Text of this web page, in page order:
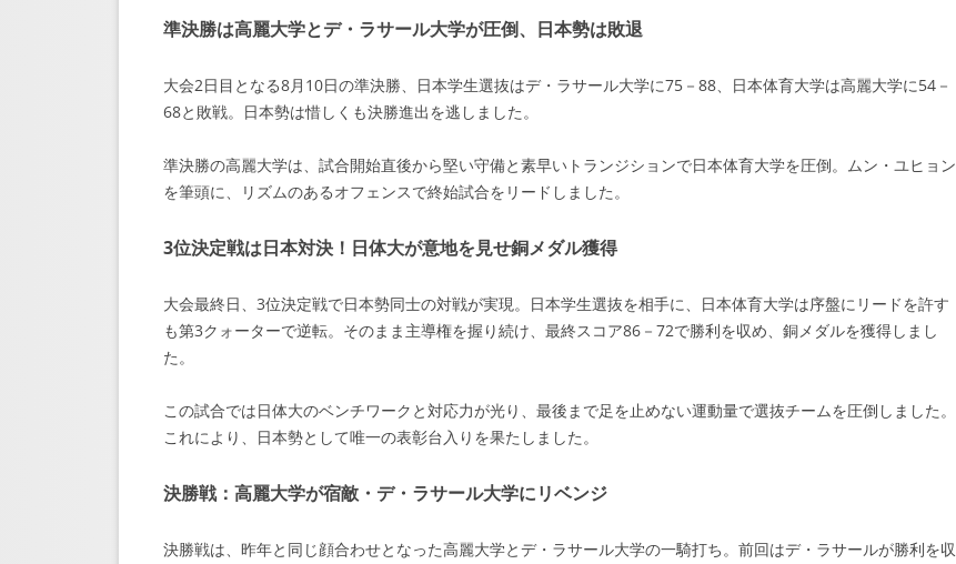
準決勝は高麗大学とデ・ラサール大学が圧倒、日本勢は敗退
大会2日目となる8月10日の準決勝、日本学生選抜はデ・ラサール大学に75－88、日本体育大学は高麗大学に54－
68と敗戦。日本勢は惜しくも決勝進出を逃しました。
準決勝の高麗大学は、試合開始直後から堅い守備と素早いトランジションで日本体育大学を圧倒。ムン・ユヒョン
を筆頭に、リズムのあるオフェンスで終始試合をリードしました。
3位決定戦は日本対決！日体大が意地を見せ銅メダル獲得
大会最終日、3位決定戦で日本勢同士の対戦が実現。日本学生選抜を相手に、日本体育大学は序盤にリードを許す
も第3クォーターで逆転。そのまま主導権を握り続け、最終スコア86－72で勝利を収め、銅メダルを獲得しまし
た。
この試合では日体大のベンチワークと対応力が光り、最後まで足を止めない運動量で選抜チームを圧倒しました。
これにより、日本勢として唯一の表彰台入りを果たしました。
決勝戦：高麗大学が宿敵・デ・ラサール大学にリベンジ
決勝戦は、昨年と同じ顔合わせとなった高麗大学とデ・ラサール大学の一騎打ち。前回はデ・ラサールが勝利を収